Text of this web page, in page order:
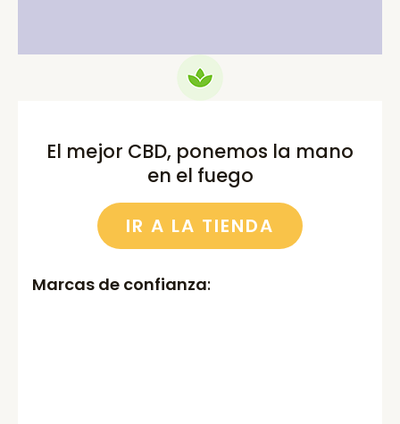
El mejor CBD, ponemos la mano
en el fuego
IR A LA TIENDA
Marcas de confianza: